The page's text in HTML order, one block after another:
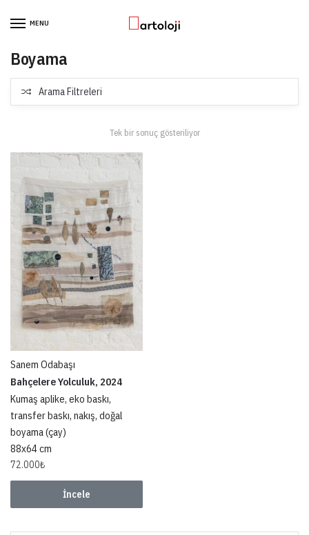
MENU
Boyama
Arama Filtreleri
Tek bir sonuç gösteriliyor
Sanem Odabaşı
Bahçelere Yolculuk, 2024
Kumaş aplike, eko baskı,
transfer baskı, nakış, doğal
boyama (çay)
88x64 cm
72.000₺
İncele